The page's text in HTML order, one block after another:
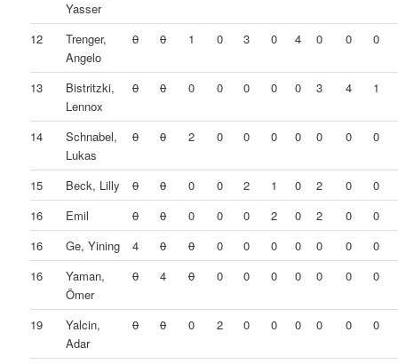
Yasser
12
Trenger,
Angelo
0 0 1 0 3 0 4 0 0 0
13
Bistritzki,
Lennox
0 0 0 0 0 0 0 3 4 1
14
Schnabel,
Lukas
0 0 2 0 0 0 0 0 0 0
15 Beck, Lilly 0 0 0 0 2 1 0 2 0
0
16
Emil 0 0 0 0 0 2 0 2 0
0
16
Ge, Yining 4 0 0 0 0 0 0 0 0
0
16
Yaman,
Ömer
0 4 0 0 0 0 0 0 0 0
19
Yalcin,
Adar
0 0 0 2 0 0 0 0 0 0